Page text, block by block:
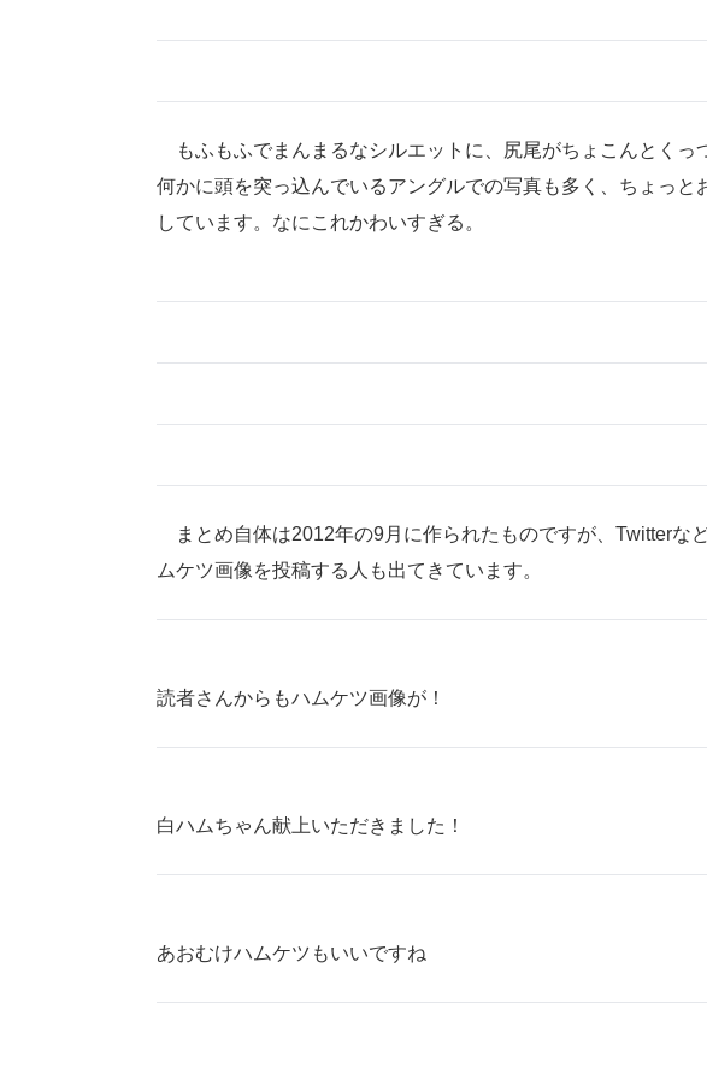
もふもふでまんまるなシルエットに、尻尾がちょこんとくっ
何かに頭を突っ込んでいるアングルでの写真も多く、ちょっと
しています。なにこれかわいすぎる。
まとめ自体は2012年の9月に作られたものですが、Twitterな
ムケツ画像を投稿する人も出てきています。
読者さんからもハムケツ画像が！
白ハムちゃん献上いただきました！
あおむけハムケツもいいですね